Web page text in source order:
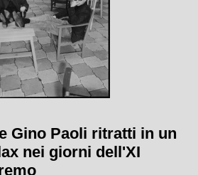
Gino Paoli ritratti in un
nei giorni dell'XI